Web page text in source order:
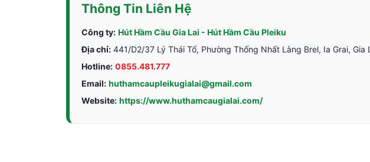
Thông Tin Liên Hệ
Công ty: Hút Hầm Cầu Gia Lai - Hút Hầm Cầu Pleiku
Địa chỉ: 441/D2/37 Lý Thái Tổ, Phường Thống Nhất Làng Brel, Ia Grai, Gia
Hotline: 0855.481.777
Email: huthamcaupleikugialai@gmail.com
Website: https://www.huthamcaugialai.com/